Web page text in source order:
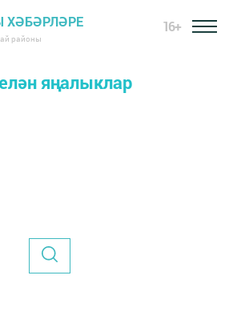
ХӘБӘРЛӘРЕ
районы
16+
яңалыклар